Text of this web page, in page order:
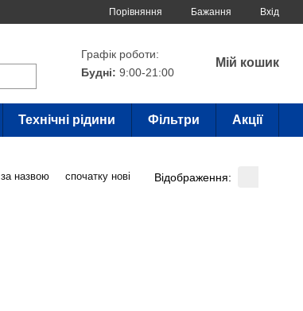
Порівняння Бажання Вхід
Графік роботи:
Будні: 9:00-21:00
Мій кошик
Технічні рідини Фільтри Акції
за назвою спочатку нові Відображення: